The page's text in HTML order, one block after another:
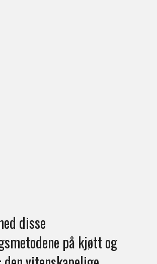
disse
på kjøtt og